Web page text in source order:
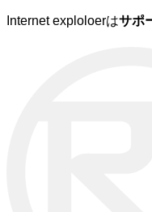
Internet exploloerはサポ